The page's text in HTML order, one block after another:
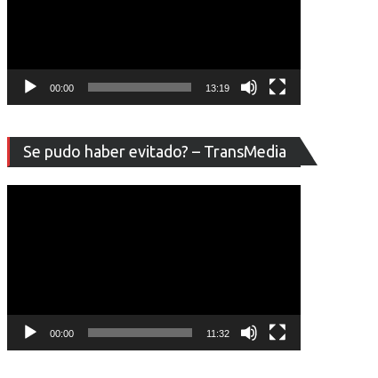
00:00 13:19
Se pudo haber evitado? – TransMedia
de
vídeo
00:00 11:32